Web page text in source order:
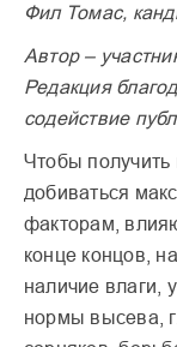
Фил Томас,
Автор –
Редакция
содействие
Чтобы
добиваться
факторам,
конце концов,
наличие влаги,
нормы высева,